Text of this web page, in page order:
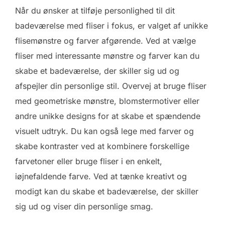
Når du ønsker at tilføje personlighed til dit
badeværelse med fliser i fokus, er valget af unikke
flisemønstre og farver afgørende. Ved at vælge
fliser med interessante mønstre og farver kan du
skabe et badeværelse, der skiller sig ud og
afspejler din personlige stil. Overvej at bruge fliser
med geometriske mønstre, blomstermotiver eller
andre unikke designs for at skabe et spændende
visuelt udtryk. Du kan også lege med farver og
skabe kontraster ved at kombinere forskellige
farvetoner eller bruge fliser i en enkelt,
iøjnefaldende farve. Ved at tænke kreativt og
modigt kan du skabe et badeværelse, der skiller
sig ud og viser din personlige smag.